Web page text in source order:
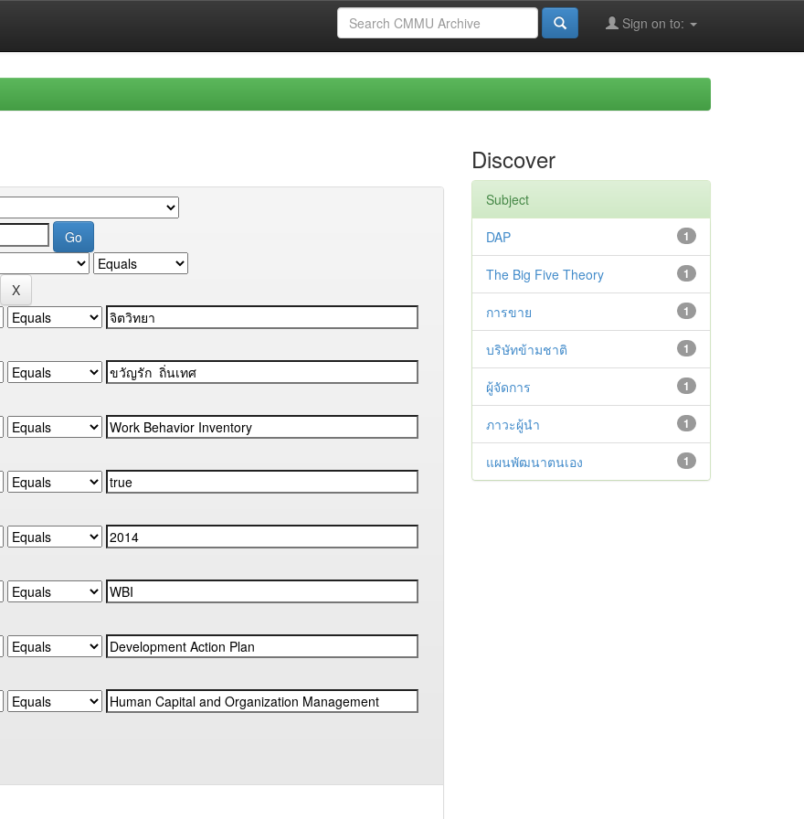
Sign on to:
Discover
Subject
1
DAP
1
The Big Five Theory
1
การขาย
1
บริษัทข้ามชาติ
1
ผู้จัดการ
1
ภาวะผู้นำ
1
แผนพัฒนาตนเอง